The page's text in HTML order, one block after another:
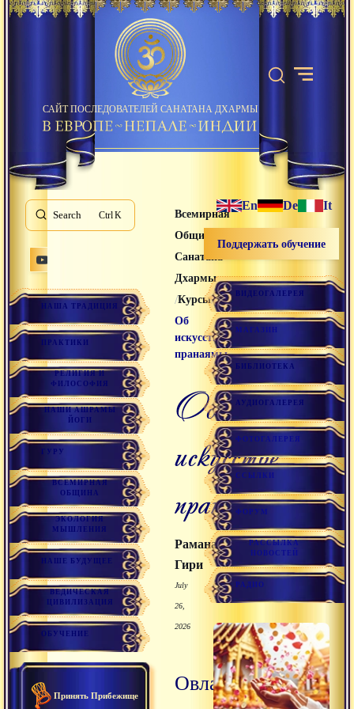
САЙТ ПОСЛЕДОВАТЕЛЕЙ САНАТАНА ДХАРМЫ
Search K
НАША ТРАДИЦИЯ
ПРАКТИКИ
РЕЛИГИЯ И
ФИЛОСОФИЯ
НАШИ АШРАМЫ
ЙОГИ
ГУРУ
ВСЕМИРНАЯ
ОБЩИНА
ЭКОЛОГИЯ
МЫШЛЕНИЯ
НАШЕ БУДУЩЕЕ
ВЕДИЧЕСКАЯ
ЦИВИЛИЗАЦИЯ
ОБУЧЕНИЕ
Принять Прибежище
Всемирная
Община
Санатана
Дхармы
/Курсы/
Об
искусстве
пранаямы
Об
искусстве
пранаямы
Раманатха
Гири
July
26,
2026
Овладение
En De It
Поддержать обучение
ВИДЕОГАЛЕРЕЯ
МАГАЗИН
БИБЛИОТЕКА
АУДИОГАЛЕРЕЯ
ФОТОГАЛЕРЕЯ
ССЫЛКИ
ФОРУМ
РАССЫЛКА
НОВОСТЕЙ
РАДИО